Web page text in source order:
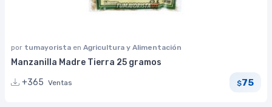
por tumayorista en Agricultura y Alimentación
Manzanilla Madre Tierra 25 gramos
+365 Ventas $75